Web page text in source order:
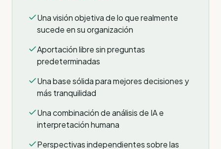
Una visión objetiva de lo que realmente
sucede en su organización
Aportación libre sin preguntas
predeterminadas
Una base sólida para mejores decisiones y
más tranquilidad
Una combinación de análisis de IA e
interpretación humana
Perspectivas independientes sobre las